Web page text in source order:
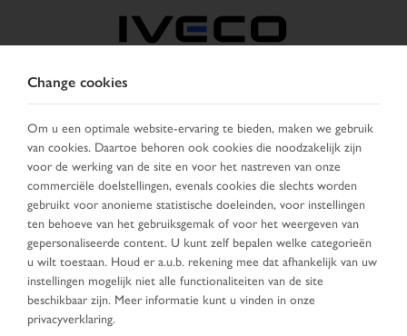
KIES LAND VERANDER TAAL
Toggle
navigation
MENU
Voertuig
Change cookies
Om u een optimale website-ervaring te bieden, maken we gebruik
van cookies. Daartoe behoren ook cookies die noodzakelijk zijn
voor de werking van de site en voor het nastreven van onze
commerciële doelstellingen, evenals cookies die slechts worden
gebruikt voor anonieme statistische doeleinden, voor instellingen
ten behoeve van het gebruiksgemak of voor het weergeven van
gepersonaliseerde content. U kunt zelf bepalen welke categorieën
u wilt toestaan. Houd er a.u.b. rekening mee dat afhankelijk van uw
instellingen mogelijk niet alle functionaliteiten van de site
beschikbaar zijn. Meer informatie kunt u vinden in onze
privacyverklaring.